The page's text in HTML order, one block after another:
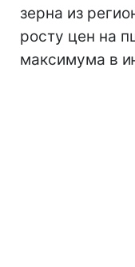
зерна из
росту цен на
максимума в